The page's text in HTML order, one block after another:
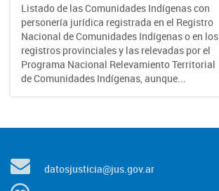
Listado de las Comunidades Indígenas con
personería jurídica registrada en el Registro
Nacional de Comunidades Indígenas o en los
registros provinciales y las relevadas por el
Programa Nacional Relevamiento Territorial
de Comunidades Indígenas, aunque...
datosjusticia@jus.gov.ar